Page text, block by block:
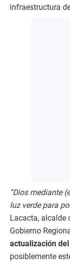
infraestructura
“Dios mediante
luz verde para
Lacacta, alcalde
Gobierno
actualización
posiblemente